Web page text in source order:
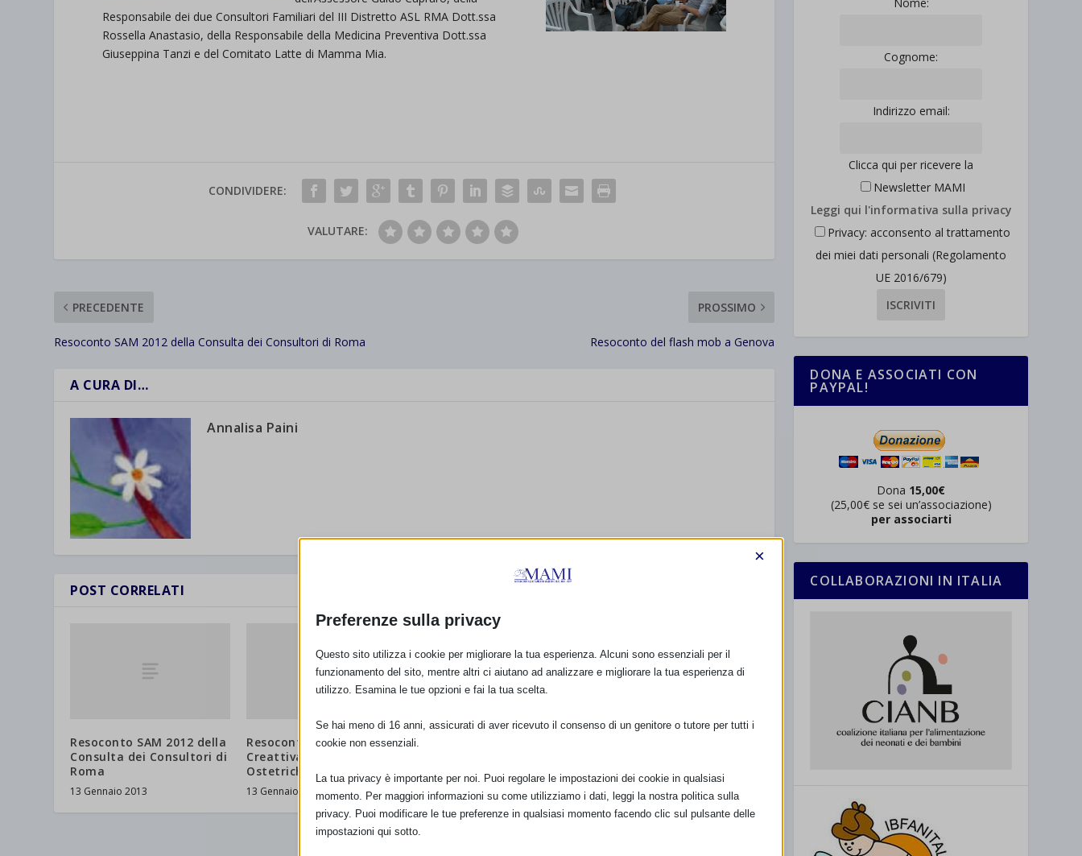
Responsabile dei due Consultori Familiari del III Distretto ASL RMA Dott.ssa
Rossella Anastasio, della Responsabile della Medicina Preventiva Dott.ssa
Giuseppina Tanzi e del Comitato Latte di Mamma Mia.
CONDIVIDERE:
VALUTARE:
PRECEDENTE
Resoconto SAM 2012 della Consulta dei Consultori di Roma
PROSSIMO
Resoconto del flash mob a Genova
A CURA DI…
Annalisa Paini
POST CORRELATI
Resoconto SAM 2012 della
Consulta dei Consultori di
Roma
13 Gennaio 2013
Resoconto SAM 2012 di
Creattivamente
Ostetriche
13 Gennaio 2013
SAM 2012
13 Gennaio 2013
Cognome:
Indirizzo email:
Clicca qui per ricevere la
Newsletter MAMI
Leggi qui l'informativa sulla privacy
Privacy: acconsento al trattamento
dei miei dati personali (Regolamento
UE 2016/679)
DONA E ASSOCIATI CON
PAYPAL!
Dona 15,00€
(25,00€ se sei un’associazione)
per associarti
COLLABORAZIONI IN ITALIA
Preferenze sulla privacy
×
Questo sito utilizza i cookie per migliorare la tua esperienza. Alcuni sono essenziali per il
funzionamento del sito, mentre altri ci aiutano ad analizzare e migliorare la tua esperienza di
utilizzo. Esamina le tue opzioni e fai la tua scelta.
Se hai meno di 16 anni, assicurati di aver ricevuto il consenso di un genitore o tutore per tutti i
cookie non essenziali.
La tua privacy è importante per noi. Puoi regolare le impostazioni dei cookie in qualsiasi
momento. Per maggiori informazioni su come utilizziamo i dati, leggi la nostra politica sulla
privacy. Puoi modificare le tue preferenze in qualsiasi momento facendo clic sul pulsante delle
impostazioni qui sotto.